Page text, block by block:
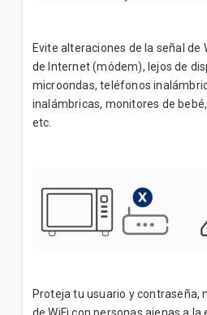
Evite alteraciones de la señal de
de Internet (módem), lejos de
microondas, teléfonos
inalámbricas, monitores de
etc.
Proteja tu usuario y contraseña,
de WiFi con personas ajenas a